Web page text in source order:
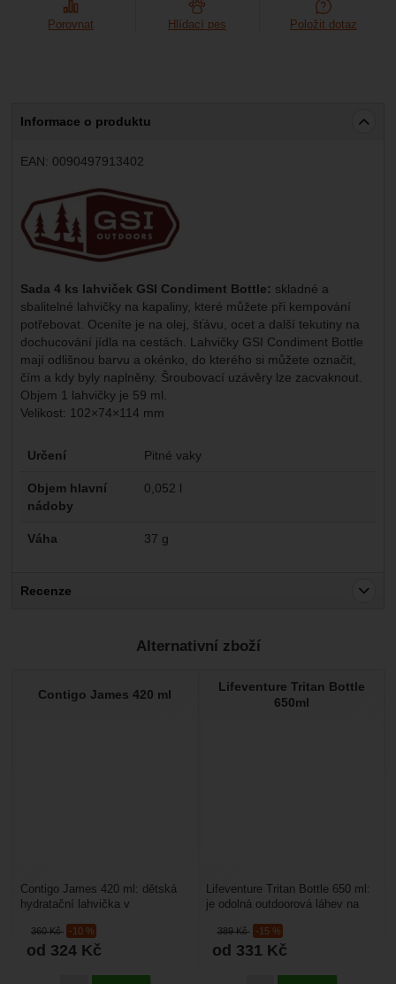
návštěv a zdroje návštěv našich internetových stránek.
Data získaná pomocí těchto cookies zpracováváme
Marketingové
Marketingové
abychom vás neobtěžovali nevhodnou
reklamou.
abychom vám mohli zobrazit vhodné obsahy nebo reklamy
jak na našich stránkách, tak na stránkách třetích stran.
Porovnat Hlídací pes Položit dotaz
Informace o produktu
EAN: 0090497913402
Výrobce:
Sada 4 ks lahviček GSI Condiment Bottle: skladné a
sbalitelné lahvičky na kapaliny, které můžete při kempování
potřebovat. Oceníte je na olej, šťávu, ocet a další tekutiny na
dochucování jídla na cestách. Lahvičky GSI Condiment Bottle
mají odlišnou barvu a okénko, do kterého si můžete označit,
čím a kdy byly naplněny. Šroubovací uzávěry lze zacvaknout.
Objem 1 lahvičky je 59 ml.
Velikost: 102×74×114 mm
Parametry
Určení Pitné vaky
Objem hlavní
nádoby
0,052 l
Váha 37 g
Recenze
Nebyla přidána žádná recenze.
Alternativní zboží
Contigo James 420 ml
360Kč -10 %
od 324 Kč
Contigo James 420 ml: dětská
hydratační lahvička v
inovovaným systémem
AUTOSPOUT®...
Lifeventure Tritan Bottle
650ml
389Kč -15 %
od 331 Kč
Lifeventure Tritan Bottle 650 ml:
je odolná outdoorová láhev na
objem...